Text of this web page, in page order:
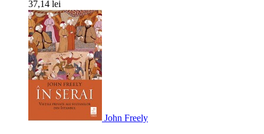
37,14 lei
John Freely